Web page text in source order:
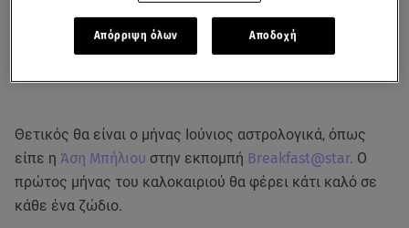
Θετικός θα είναι ο μήνας Ιούνιος αστρολογικά, όπως
είπε η Άση Μπήλιου στην εκπομπή Breakfast@star. O
πρώτος μήνας του καλοκαιριού θα φέρει κάτι καλό σε
κάθε ένα ζώδιο.
Απόρριψη όλων Αποδοχή